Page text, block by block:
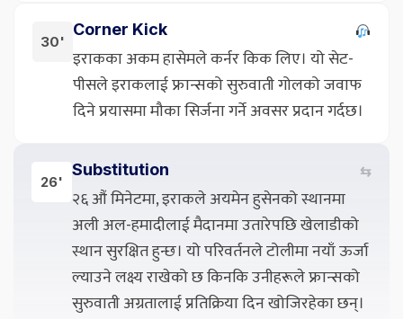
30'
Corner Kick
इराकका अकम हासेमले कर्नर किक लिए। यो सेट-
पीसले इराकलाई फ्रान्सको सुरुवाती गोलको जवाफ
दिने प्रयासमा मौका सिर्जना गर्ने अवसर प्रदान गर्दछ।
26'
Substitution ⇆
२६ औं मिनेटमा, इराकले अयमेन हुसेनको स्थानमा
अली अल-हमादीलाई मैदानमा उतारेपछि खेलाडीको
स्थान सुरक्षित हुन्छ। यो परिवर्तनले टोलीमा नयाँ ऊर्जा
ल्याउने लक्ष्य राखेको छ किनकि उनीहरूले फ्रान्सको
सुरुवाती अग्रतालाई प्रतिक्रिया दिन खोजिरहेका छन्।